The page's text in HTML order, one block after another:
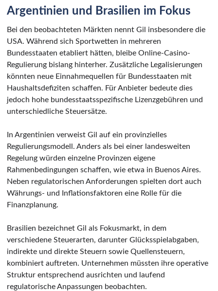
Argentinien und Brasilien im Fokus
Bei den beobachteten Märkten nennt Gil insbesondere die
USA. Während sich Sportwetten in mehreren
Bundesstaaten etabliert hätten, bleibe Online-Casino-
Regulierung bislang hinterher. Zusätzliche Legalisierungen
könnten neue Einnahmequellen für Bundesstaaten mit
Haushaltsdefiziten schaffen. Für Anbieter bedeute dies
jedoch hohe bundesstaatsspezifische Lizenzgebühren und
unterschiedliche Steuersätze.
In Argentinien verweist Gil auf ein provinzielles
Regulierungsmodell. Anders als bei einer landesweiten
Regelung würden einzelne Provinzen eigene
Rahmenbedingungen schaffen, wie etwa in Buenos Aires.
Neben regulatorischen Anforderungen spielten dort auch
Währungs- und Inflationsfaktoren eine Rolle für die
Finanzplanung.
Brasilien bezeichnet Gil als Fokusmarkt, in dem
verschiedene Steuerarten, darunter Glücksspielabgaben,
indirekte und direkte Steuern sowie Quellensteuern,
kombiniert auftreten. Unternehmen müssten ihre operative
Struktur entsprechend ausrichten und laufend
regulatorische Anpassungen beobachten.